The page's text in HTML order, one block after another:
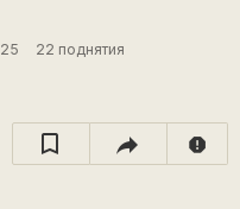
22 поднятия
report